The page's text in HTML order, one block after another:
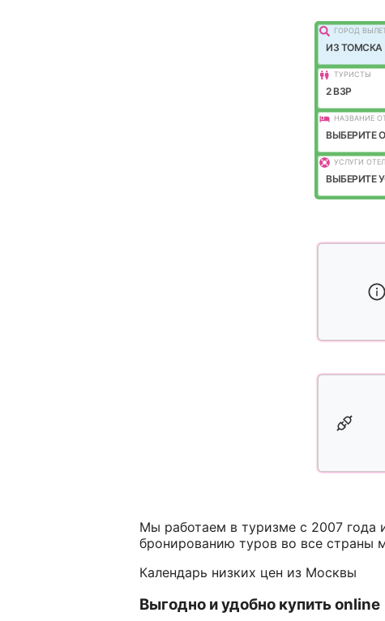
ГОРОД
ИЗ ТОМСКА
ТУРИСТЫ
2 ВЗР
НАЗВАНИЕ
ВЫБЕРИТЕ
УСЛУГИ
ВЫБЕРИТЕ
Мы работаем в туризме с 2007
бронированию туров во все страны
Календарь низких цен из Москвы
Выгодно и удобно купить online